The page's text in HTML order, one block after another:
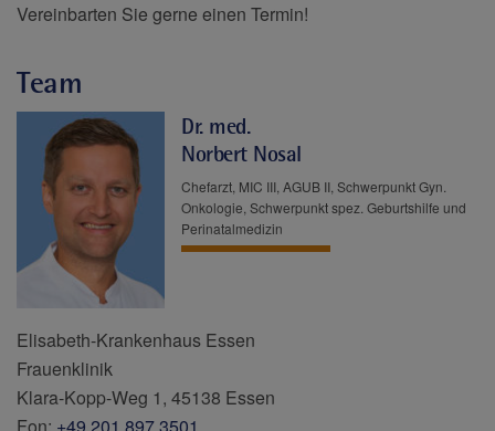
Vereinbarten Sie gerne einen Termin!
Team
Dr. med.
Norbert Nosal
Chefarzt, MIC III, AGUB II, Schwerpunkt Gyn.
Onkologie, Schwerpunkt spez. Geburtshilfe und
Perinatalmedizin
Elisabeth-Krankenhaus Essen
Frauenklinik
Klara-Kopp-Weg 1, 45138 Essen